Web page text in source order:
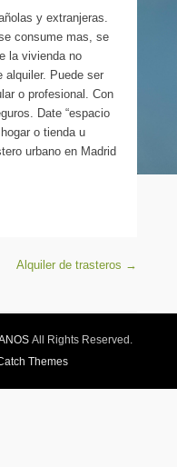
y extranjeras.
consume mas, se
la vivienda no
alquiler. Puede ser
o profesional. Con
Date “espacio
o tienda u
urbano en Madrid
Alquiler de trasteros →
All Rights Reserved.
Themes